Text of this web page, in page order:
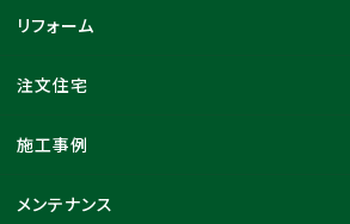
リフォーム
注文住宅
施工事例
メンテナンス